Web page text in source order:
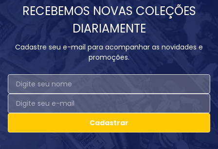
RECEBEMOS NOVAS COLEÇÕES
DIARIAMENTE
Cadastre seu e-mail para acompanhar as novidades e
promoções.
Cadastrar